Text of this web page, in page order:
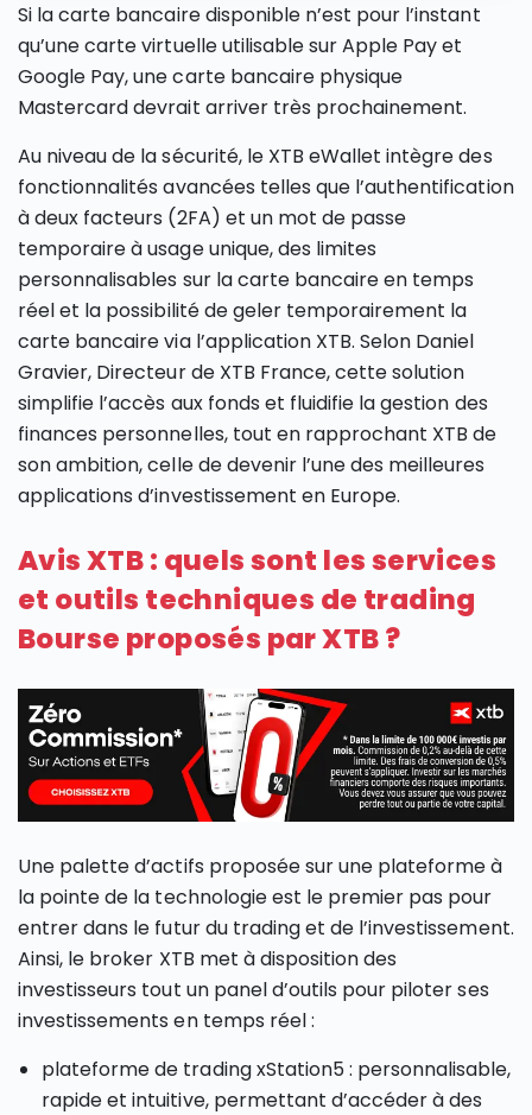
Si la carte bancaire disponible n’est pour l’instant
qu’une carte virtuelle utilisable sur Apple Pay et
Google Pay, une carte bancaire physique
Mastercard devrait arriver très prochainement.
Au niveau de la sécurité, le XTB eWallet intègre des
fonctionnalités avancées telles que l’authentification
à deux facteurs (2FA) et un mot de passe
temporaire à usage unique, des limites
personnalisables sur la carte bancaire en temps
réel et la possibilité de geler temporairement la
carte bancaire via l’application XTB. Selon Daniel
Gravier, Directeur de XTB France, cette solution
simplifie l’accès aux fonds et fluidifie la gestion des
finances personnelles, tout en rapprochant XTB de
son ambition, celle de devenir l’une des meilleures
applications d’investissement en Europe.
Avis XTB : quels sont les services
et outils techniques de trading
Bourse proposés par XTB ?
Une palette d’actifs proposée sur une plateforme à
la pointe de la technologie est le premier pas pour
entrer dans le futur du trading et de l’investissement.
Ainsi, le broker XTB met à disposition des
investisseurs tout un panel d’outils pour piloter ses
investissements en temps réel :
plateforme de trading xStation5 : personnalisable,
rapide et intuitive, permettant d’accéder à des